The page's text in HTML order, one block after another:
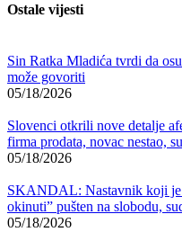
Ostale vijesti
Sin Ratka Mladića tvrdi da
može govoriti
05/18/2026
Slovenci otkrili nove detalje
firma prodata, novac nestao,
05/18/2026
SKANDAL: Nastavnik koji je
okinuti” pušten na slobodu,
05/18/2026